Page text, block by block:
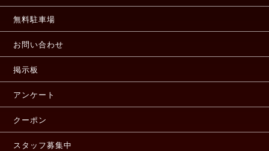
無料駐車場
お問い合わせ
掲示板
アンケート
クーポン
スタッフ募集中